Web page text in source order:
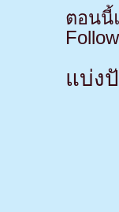
ตอนนี้
แบ่ง